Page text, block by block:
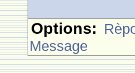
Options:
Message